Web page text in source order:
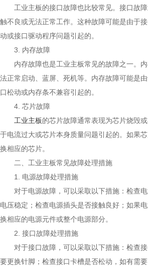
工业主板的接口故障也比较常见。接口故
触不良或无法正常工作。这种故障可能是由于
动或接口驱动程序问题引起的。
3. 内存故障
内存故障也是工业主板常见的故障之一。
法正常启动、蓝屏、死机等。内存故障可能是
口松动或内存条不兼容引起的。
4. 芯片故障
工业主板的芯片故障通常表现为芯片烧毁
于电流过大或芯片本身质量问题引起的。如果
换相应的芯片。
二、工业主板常见故障处理措施
1. 电源故障处理措施
对于电源故障，可以采取以下措施：检查
电压稳定；检查电源插头是否接触良好；如果
换相应的电源元件或整个电源部分。
2. 接口故障处理措施
对于接口故障，可以采取以下措施：检查
要更换针脚；检查接口卡槽是否松动，如有需